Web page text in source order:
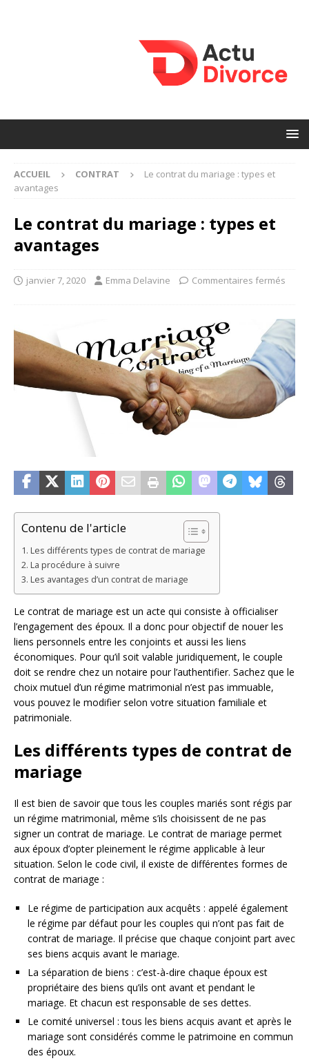
ACCUEIL CONTRAT
Le contrat du mariage : types et
avantages
Le contrat du mariage : types et
avantages
janvier 7, 2020 Emma Delavine Commentaires fermés
Contenu de l'article
Les différents types de contrat de mariage
La procédure à suivre
Les avantages d’un contrat de mariage
Le contrat de mariage est un acte qui consiste à officialiser
l’engagement des époux. Il a donc pour objectif de nouer les
liens personnels entre les conjoints et aussi les liens
économiques. Pour qu’il soit valable juridiquement, le couple
doit se rendre chez un notaire pour l’authentifier. Sachez que le
choix mutuel d’un régime matrimonial n’est pas immuable,
vous pouvez le modifier selon votre situation familiale et
patrimoniale.
Les différents types de contrat de
mariage
Il est bien de savoir que tous les couples mariés sont régis par
un régime matrimonial, même s’ils choisissent de ne pas
signer un contrat de mariage. Le contrat de mariage permet
aux époux d’opter pleinement le régime applicable à leur
situation. Selon le code civil, il existe de différentes formes de
contrat de mariage :
Le régime de participation aux acquêts : appelé également
le régime par défaut pour les couples qui n’ont pas fait de
contrat de mariage. Il précise que chaque conjoint part avec
ses biens acquis avant le mariage.
La séparation de biens : c’est-à-dire chaque époux est
propriétaire des biens qu’ils ont avant et pendant le
mariage. Et chacun est responsable de ses dettes.
Le comité universel : tous les biens acquis avant et après le
mariage sont considérés comme le patrimoine en commun
des époux.